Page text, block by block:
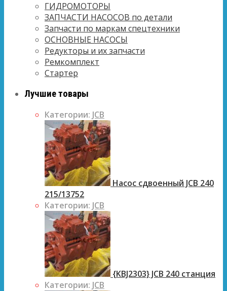
ГИДРОМОТОРЫ
ЗАПЧАСТИ НАСОСОВ по детали
Запчасти по маркам спецтехники
ОСНОВНЫЕ НАСОСЫ
Редукторы и их запчасти
Ремкомплект
Стартер
Лучшие товары
Категории: JCB
Насос сдвоенный JCB 240
215/13752
Категории: JCB
{KBJ2303} JCB 240 станция
Категории: JCB